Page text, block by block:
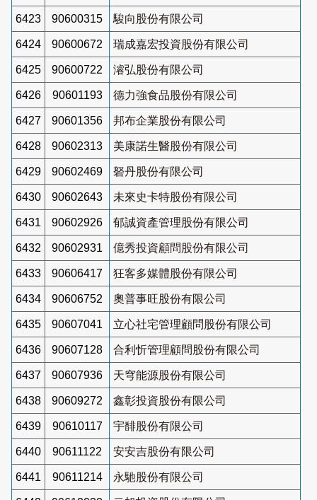
6423 90600315 駿向股份有限公司
6424 90600672 瑞成嘉宏投資股份有限公司
6425 90600722 濬弘股份有限公司
6426 90601193 德力強食品股份有限公司
6427 90601356 邦布企業股份有限公司
6428 90602313 美康諾生醫股份有限公司
6429 90602469 砮丹股份有限公司
6430 90602643 未來史卡特股份有限公司
6431 90602926 郁誠資產管理股份有限公司
6432 90602931 億秀投資顧問股份有限公司
6433 90606417 狂客多媒體股份有限公司
6434 90606752 奧普事旺股份有限公司
6435 90607041 立心社宅管理顧問股份有限公司
6436 90607128 合利忻管理顧問股份有限公司
6437 90607936 天穹能源股份有限公司
6438 90609272 鑫彰投資股份有限公司
6439 90610117 宇馡股份有限公司
6440 90611122 安安吉股份有限公司
6441 90611214 永馳股份有限公司